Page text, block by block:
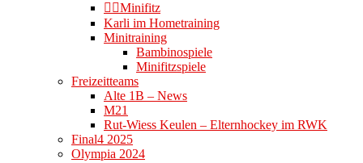
👉🏻Minifitz
Karli im Hometraining
Minitraining
Bambinospiele
Minifitzspiele
Freizeitteams
Alte 1B – News
M21
Rut-Wiess Keulen – Elternhockey im RWK
Final4 2025
Olympia 2024